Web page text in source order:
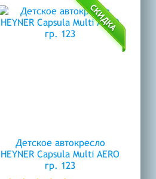
Детское автокресло
HEYNER Capsula Multi AERO
гр. 123